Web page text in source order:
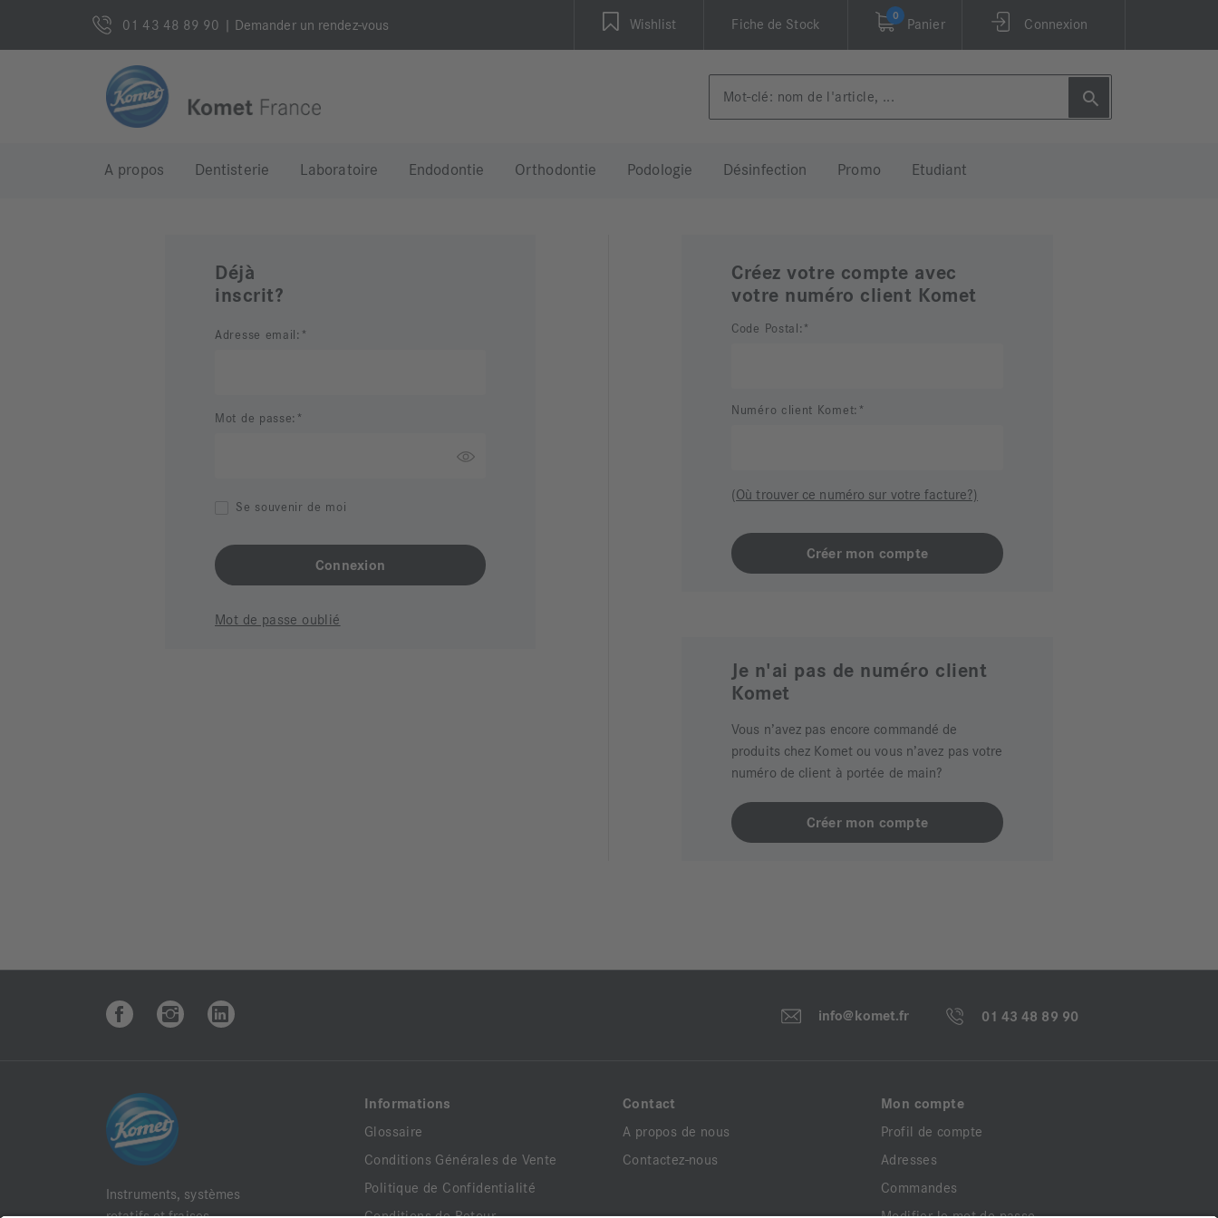
01 43 48 89 90 | Demander un rendez-vous Wishlist Fiche de Stock
0
Panier Connexion
A propos Dentisterie Laboratoire Endodontie Orthodontie Podologie Désinfection Promo Etudiant
Déjà
inscrit?
Adresse email:
Mot de passe:
Se souvenir de moi
Mot de passe oublié
Créez votre compte avec
votre numéro client Komet
Code Postal:
Numéro client Komet:
(Où trouver ce numéro sur votre facture?)
Je n'ai pas de numéro client
Komet
Vous n’avez pas encore commandé de
produits chez Komet ou vous n’avez pas votre
numéro de client à portée de main?
info@komet.fr 01 43 48 89 90
Instruments, systèmes
Informations
Glossaire
Conditions Générales de Vente
Politique de Confidentialité
Contact
A propos de nous
Contactez-nous
Mon compte
Profil de compte
Adresses
Commandes